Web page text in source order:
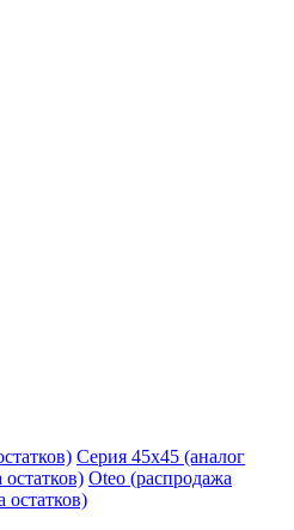
Серия 45х45 (аналог
Oteo (распродажа